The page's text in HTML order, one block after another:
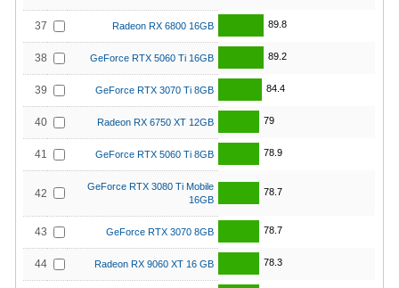
37 Radeon RX 6800 16GB 89.8
38 GeForce RTX 5060 Ti 16GB 89.2
39 GeForce RTX 3070 Ti 8GB 84.4
40 Radeon RX 6750 XT 12GB 79
41 GeForce RTX 5060 Ti 8GB 78.9
42
GeForce RTX 3080 Ti Mobile
16GB
78.7
43 GeForce RTX 3070 8GB 78.7
44 Radeon RX 9060 XT 16 GB 78.3